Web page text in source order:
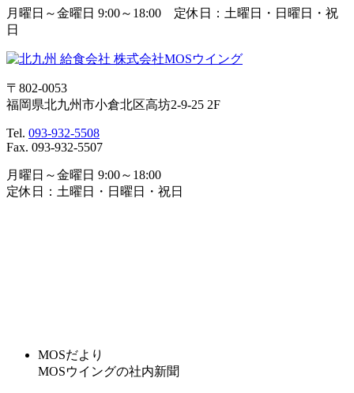
月曜日～金曜日 9:00～18:00 定休日：土曜日・日曜日・祝
日
〒802-0053
福岡県北九州市小倉北区高坊2-9-25 2F
Tel. 093-932-5508
Fax. 093-932-5507
月曜日～金曜日 9:00～18:00
定休日：土曜日・日曜日・祝日
MOSだより
MOSウイングの社内新聞